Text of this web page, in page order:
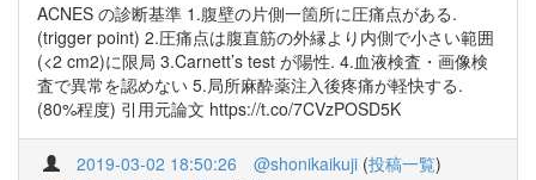
ACNES の診断基準 1.腹壁の片側一箇所に圧痛点がある.
(trigger point) 2.圧痛点は腹直筋の外縁より内側で小さい範囲
(<2 cm2)に限局 3.Carnett’s test が陽性. 4.血液検査・画像検
査で異常を認めない 5.局所麻酔薬注入後疼痛が軽快する.
(80%程度) 引用元論文 https://t.co/7CVzPOSD5K
2019-03-02 18:50:26 @shonikaikuji (投稿一覧)